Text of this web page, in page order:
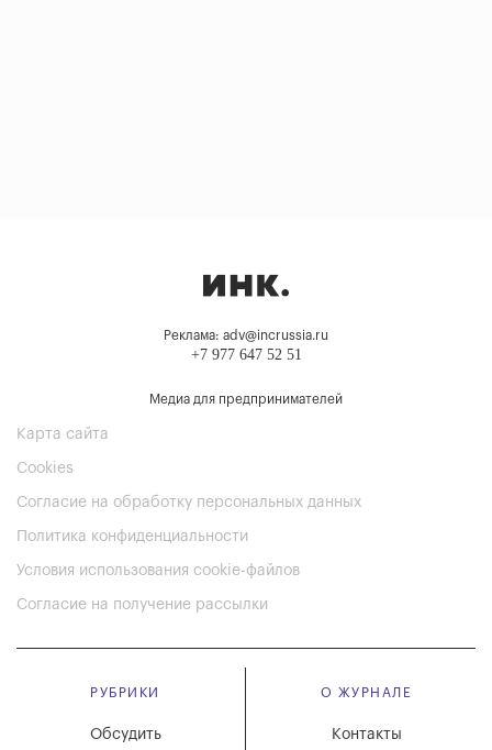
Реклама: adv@incrussia.ru
+7 977 647 52 51
Медиа для предпринимателей
Карта сайта
Cookies
Согласие на обработку персональных данных
Политика конфиденциальности
Условия использования cookie-файлов
Согласие на получение рассылки
РУБРИКИ
Обсудить
О ЖУРНАЛЕ
Контакты